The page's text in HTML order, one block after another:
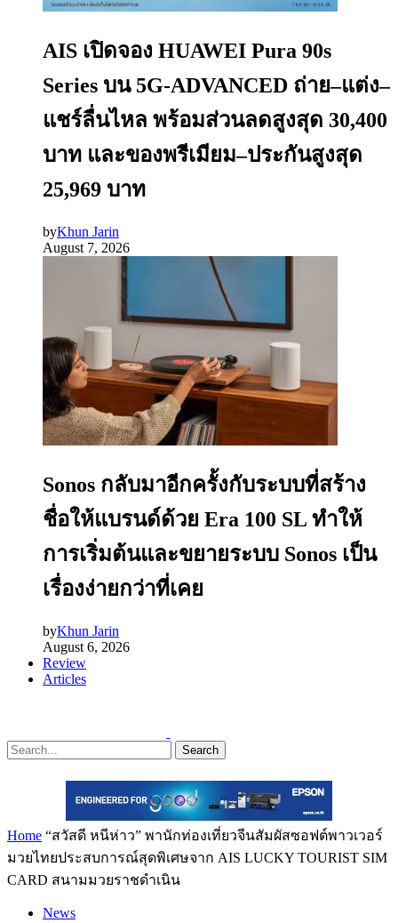
AIS เปิดจอง HUAWEI Pura 90s
Series บน 5G-ADVANCED ถ่าย–แต่ง–
แชร์ลื่นไหล พร้อมส่วนลดสูงสุด 30,400
บาท และของพรีเมียม–ประกันสูงสุด
25,969 บาท
byKhun Jarin
August 7, 2026
Sonos กลับมาอีกครั้งกับระบบที่สร้าง
ชื่อให้แบรนด์ด้วย Era 100 SL ทำให้
การเริ่มต้นและขยายระบบ Sonos เป็น
เรื่องง่ายกว่าที่เคย
byKhun Jarin
August 6, 2026
Review
Articles
Search
Home “สวัสดี หนีห่าว” พานักท่องเที่ยวจีนสัมผัสซอฟต์พาวเวอร์
มวยไทยประสบการณ์สุดพิเศษจาก AIS LUCKY TOURIST SIM
CARD สนามมวยราชดำเนิน
News